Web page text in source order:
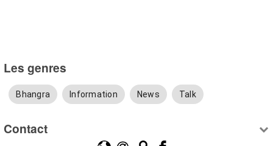
Les genres
Bhangra Information News Talk
Contact